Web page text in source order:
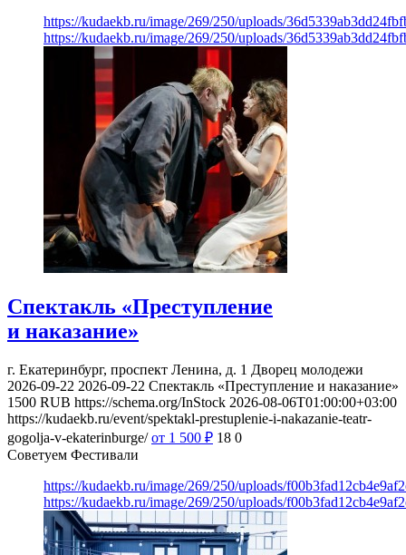
https://kudaekb.ru/image/269/250/uploads/
https://kudaekb.ru/image/269/250/uploads/
Спектакль «Преступление
и наказание»
г. Екатеринбург, проспект Ленина, д. 1 Дворец молодежи
2026-09-22 2026-09-22 Спектакль «Преступление и наказание»
1500 RUB https://schema.org/InStock 2026-08-06T01:00:00+03:00
https://kudaekb.ru/event/spektakl-prestuplenie-i-nakazanie-teatr-
gogolja-v-ekaterinburge/ от 1 500 ₽ 18 0
Советуем Фестивали
https://kudaekb.ru/image/269/250/uploads/
https://kudaekb.ru/image/269/250/uploads/